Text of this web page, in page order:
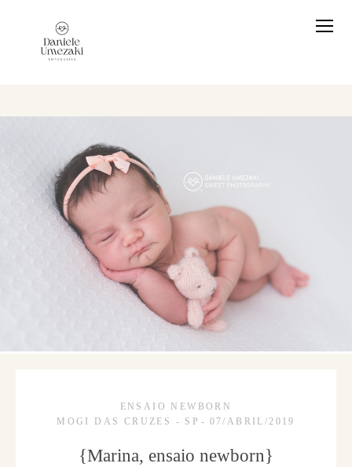
ENSAIO NEWBORN
MOGI DAS CRUZES - SP
07/ABRIL/2019
{Marina, ensaio newborn}